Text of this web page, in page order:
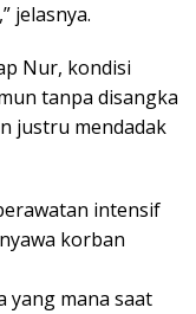
jelasnya.
Nur, kondisi
tanpa disangka
justru mendadak
intensif
korban
yang mana saat